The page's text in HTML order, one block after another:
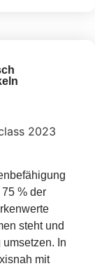
% der
steht und
In
mit